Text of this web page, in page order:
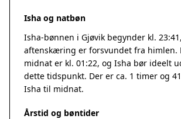
Isha og natbøn
Isha-bønnen i Gjøvik begynder kl.
aftenskæring er forsvundet fra himlen.
midnat er kl. 01:22, og Isha bør ideelt
dette tidspunkt. Der er ca. 1 timer og
Isha til midnat.
Årstid og bøntider